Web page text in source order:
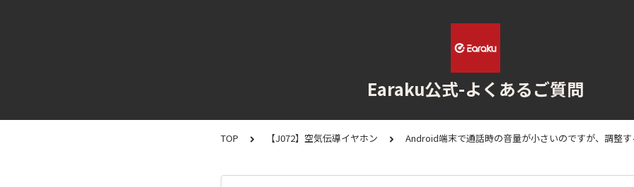
Earaku公式-よくあるご質問
TOP 【J072】空気伝導イヤホン Android端末で通話時の音量が小さいのですが、調整